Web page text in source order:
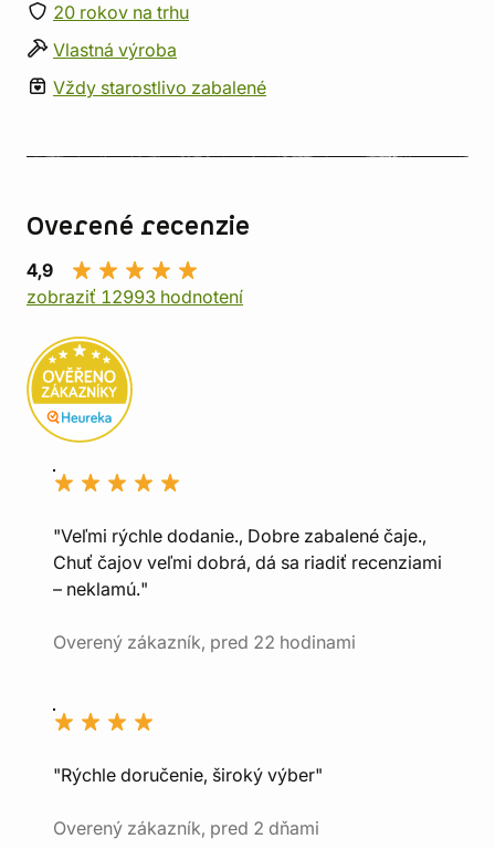
20 rokov na trhu
Vlastná výroba
Vždy starostlivo zabalené
Overené recenzie
4,9
zobraziť 12993 hodnotení
"Veľmi rýchle dodanie., Dobre zabalené čaje.,
Chuť čajov veľmi dobrá, dá sa riadiť recenziami
– neklamú."
Overený zákazník, pred 22 hodinami
"Rýchle doručenie, široký výber"
Overený zákazník, pred 2 dňami